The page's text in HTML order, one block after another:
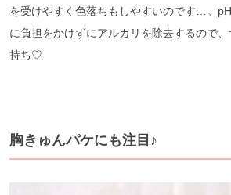
を受けやすく色落ちもしやすいのです…。
に負担をかけずにアルカリを除去するので
持ち♡
胸きゅんパケにも注目♪